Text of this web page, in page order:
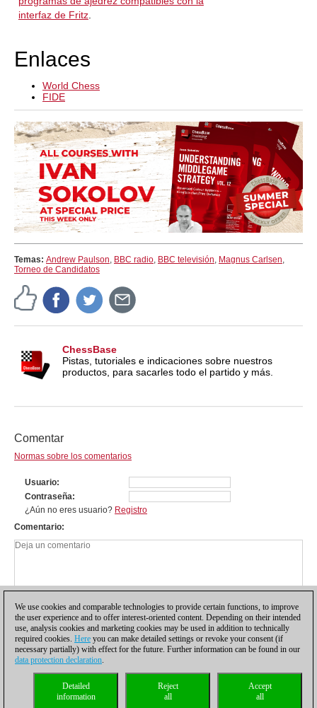
interfaz de Fritz.
Enlaces
World Chess
FIDE
Temas: Andrew Paulson, BBC radio, BBC televisión, Magnus Carlsen,
Torneo de Candidatos
ChessBase
Pistas, tutoriales e indicaciones sobre nuestros
productos, para sacarles todo el partido y más.
Comentar
Normas sobre los comentarios
Usuario
Contraseña
¿Aún no eres usuario? Registro
Comentario
Política de privacidad |Para contactar Cookies Management
Licencias
Compliance Hotline
We use cookies and comparable technologies to provide certain functions, to improve
the user experience and to offer interest-oriented content. Depending on their intended
use, analysis cookies and marketing cookies may be used in addition to technically
required cookies. Here you can make detailed settings or revoke your consent (if
necessary partially) with effect for the future. Further information can be found in our
data protection declaration.
Accept
all
Reject
all
Detailed
information